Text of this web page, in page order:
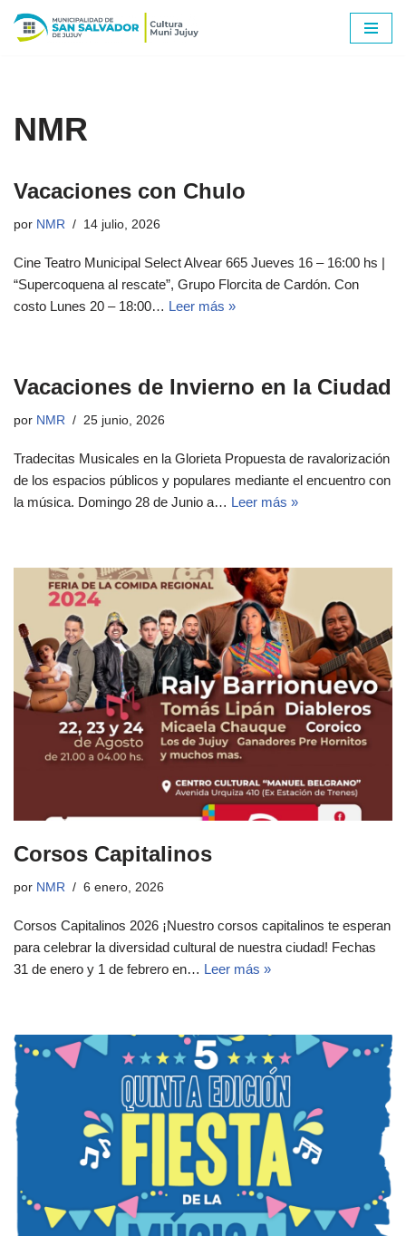
NMR
Vacaciones con Chulo
por NMR 14 julio, 2026
Cine Teatro Municipal Select Alvear 665 Jueves 16 – 16:00 hs |
“Supercoquena al rescate”, Grupo Florcita de Cardón. Con
costo Lunes 20 – 18:00… Leer más »
Vacaciones de Invierno en la Ciudad
por NMR 25 junio, 2026
Tradecitas Musicales en la Glorieta Propuesta de ravalorización
de los espacios públicos y populares mediante el encuentro con
la música. Domingo 28 de Junio a… Leer más »
Corsos Capitalinos
por NMR 6 enero, 2026
Corsos Capitalinos 2026 ¡Nuestro corsos capitalinos te esperan
para celebrar la diversidad cultural de nuestra ciudad! Fechas
31 de enero y 1 de febrero en… Leer más »